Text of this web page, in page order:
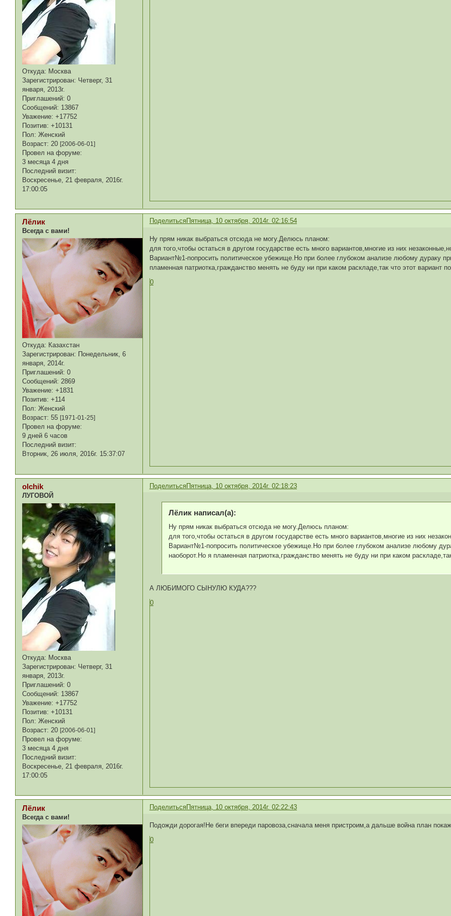
Откуда: Москва
Зарегистрирован: Четверг, 31
января, 2013г.
Приглашений: 0
Сообщений: 13867
Уважение: +17752
Позитив: +10131
Пол: Женский
Возраст: 20[2006-06-01]
Провел на форуме:
3 месяца 4 дня
Последний визит:
Воскресенье, 21 февраля, 2016г.
17:00:05
ПоделитьсяПятница, 10 октября, 2014г. 02:16:54
Лёлик
Всегда с вами!
Откуда: Казахстан
Зарегистрирован: Понедельник, 6
января, 2014г.
Приглашений: 0
Сообщений: 2869
Уважение: +1831
Позитив: +114
Пол: Женский
Возраст: 55[1971-01-25]
Провел на форуме:
9 дней 6 часов
Последний визит:
Вторник, 26 июля, 2016г. 15:37:07
Ну прям никак выбраться отсюда не могу.Делюсь планом:
для того,чтобы остаться в другом государстве есть много вариантов,многие из них
Вариант№1-попросить политическое убежище.Но при более глубоком анализе любому дураку
пламенная патриотка,гражданство менять не буду ни при каком раскладе,так что этот вариант
0
ПоделитьсяПятница, 10 октября, 2014г. 02:18:23
olchik
ЛУГОВОЙ
Откуда: Москва
Зарегистрирован: Четверг, 31
января, 2013г.
Приглашений: 0
Сообщений: 13867
Уважение: +17752
Позитив: +10131
Пол: Женский
Возраст: 20[2006-06-01]
Провел на форуме:
3 месяца 4 дня
Последний визит:
Воскресенье, 21 февраля, 2016г.
17:00:05
Лёлик написал(а):
Ну прям никак выбраться отсюда не могу.Делюсь планом:
для того,чтобы остаться в другом государстве есть много вариантов,многие из них
Вариант№1-попросить политическое убежище.Но при более глубоком анализе любому
наоборот.Но я пламенная патриотка,гражданство менять не буду ни при каком
А ЛЮБИМОГО СЫНУЛЮ КУДА???
0
ПоделитьсяПятница, 10 октября, 2014г. 02:22:43
Лёлик
Всегда с вами!
Подожди дорогая!Не беги впереди паровоза,сначала меня пристроим,а дальше война план
0